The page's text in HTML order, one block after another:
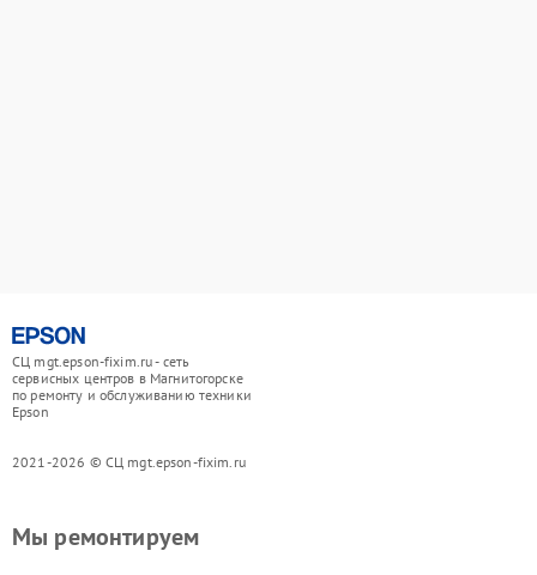
СЦ mgt.epson-fixim.ru - сеть
сервисных центров в Магнитогорске
по ремонту и обслуживанию техники
Epson
2021-2026 © СЦ mgt.epson-fixim.ru
Мы ремонтируем